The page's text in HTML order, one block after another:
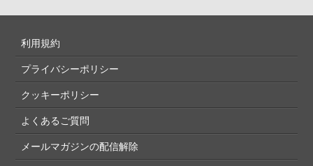
利用規約
プライバシーポリシー
クッキーポリシー
よくあるご質問
メールマガジンの配信解除